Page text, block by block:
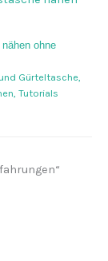
ohne
Gürteltasche,
, Tutorials